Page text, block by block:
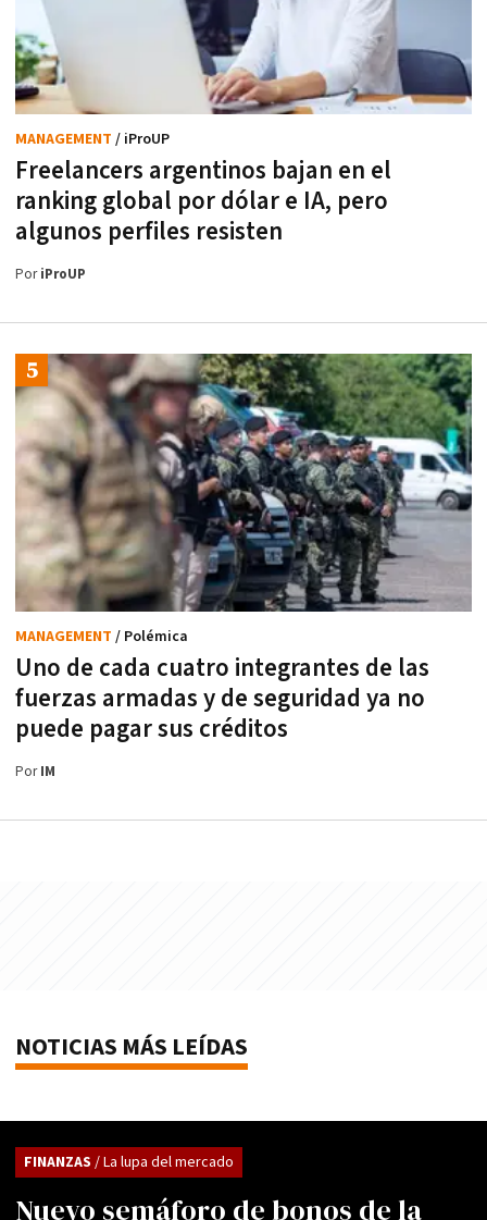
Freelancers argentinos bajan en el
ranking global por dólar e IA, pero
algunos perfiles resisten
MANAGEMENT / iProUP
PoriProUP
Uno de cada cuatro integrantes de las
fuerzas armadas y de seguridad ya no
puede pagar sus créditos
MANAGEMENT / Polémica
PorIM
NOTICIAS MÁS LEÍDAS
Nuevo semáforo de bonos de la
FINANZAS / La lupa del mercado